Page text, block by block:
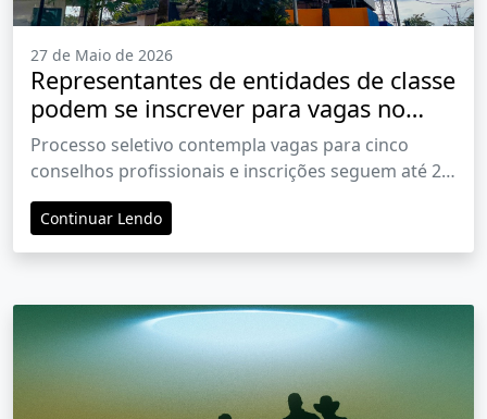
27 de Maio de 2026
Representantes de entidades de classe
podem se inscrever para vagas no
Conselho Curador da Fundação
Educacional de Barretos
Processo seletivo contempla vagas para cinco
conselhos profissionais e inscrições seguem até 2
de junho de 2026
Continuar Lendo